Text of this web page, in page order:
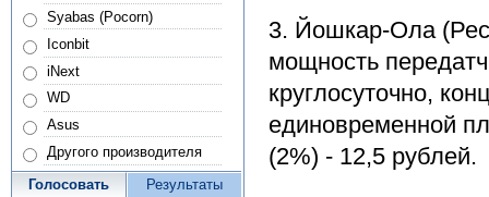
3. Йошкар-Ола
мощность
круглосуточно,
единовременной
(2%) - 12,5 рублей.
Syabas (Pocorn)
Iconbit
iNext
WD
Asus
Другого производителя
Голосовать Результаты